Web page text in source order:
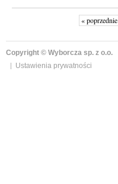
« poprzednie
Copyright © Wyborcza sp. z o.o.
Ustawienia prywatności